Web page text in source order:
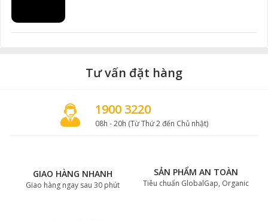
Tư vấn đặt hàng
1900 3220
08h - 20h (Từ Thứ 2 đến Chủ nhật)
GIAO HÀNG NHANH
Giao hàng ngay sau 30 phút
SẢN PHẨM AN TOÀN
Tiêu chuẩn GlobalGap, Organic